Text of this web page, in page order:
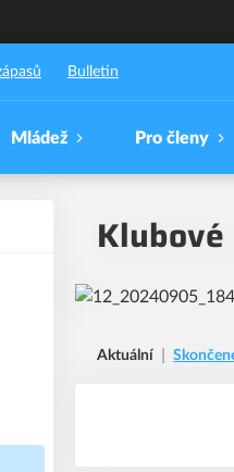
Bulletin
Mládež Pro členy
Aktuální